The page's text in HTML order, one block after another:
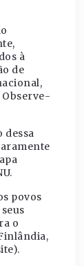
à
de
Observe-
dessa
povos
o